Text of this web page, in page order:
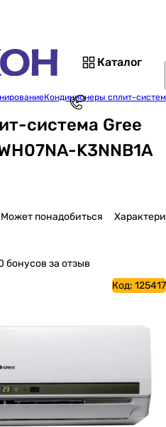
Каталог
Кондиционеры сплит-
система Gree
K3NNB1A
Может понадобиться
бонусов за отзыв
Код: 125417